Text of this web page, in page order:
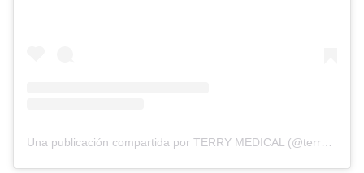
Una publicación compartida por TERRY MEDICAL (@terrymedical_)